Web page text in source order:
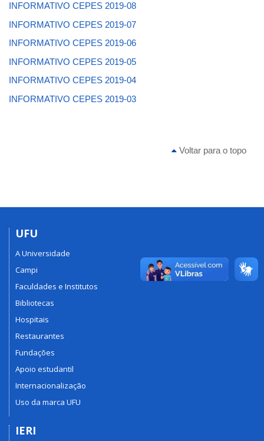
INFORMATIVO CEPES 2019-08
INFORMATIVO CEPES 2019-07
INFORMATIVO CEPES 2019-06
INFORMATIVO CEPES 2019-05
INFORMATIVO CEPES 2019-04
INFORMATIVO CEPES 2019-03
Voltar para o topo
UFU
A Universidade
Campi
Faculdades e Institutos
Bibliotecas
Hospitais
Restaurantes
Fundações
Apoio estudantil
Internacionalização
Uso da marca UFU
IERI